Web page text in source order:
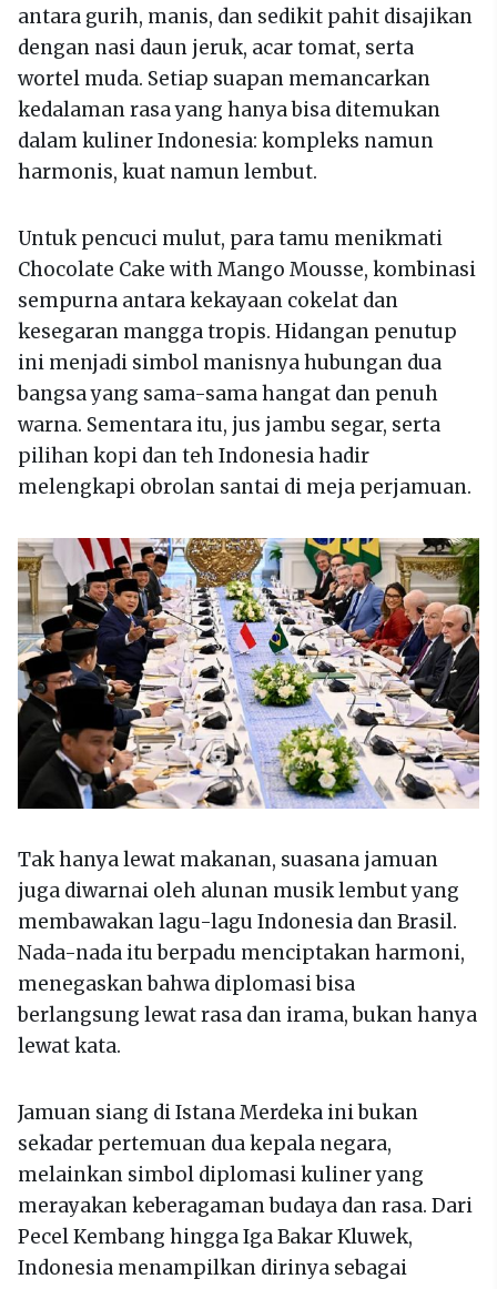
antara gurih, manis, dan sedikit pahit disajikan
dengan nasi daun jeruk, acar tomat, serta
wortel muda. Setiap suapan memancarkan
kedalaman rasa yang hanya bisa ditemukan
dalam kuliner Indonesia: kompleks namun
harmonis, kuat namun lembut.
Untuk pencuci mulut, para tamu menikmati
Chocolate Cake with Mango Mousse, kombinasi
sempurna antara kekayaan cokelat dan
kesegaran mangga tropis. Hidangan penutup
ini menjadi simbol manisnya hubungan dua
bangsa yang sama-sama hangat dan penuh
warna. Sementara itu, jus jambu segar, serta
pilihan kopi dan teh Indonesia hadir
melengkapi obrolan santai di meja perjamuan.
Tak hanya lewat makanan, suasana jamuan
juga diwarnai oleh alunan musik lembut yang
membawakan lagu-lagu Indonesia dan Brasil.
Nada-nada itu berpadu menciptakan harmoni,
menegaskan bahwa diplomasi bisa
berlangsung lewat rasa dan irama, bukan hanya
lewat kata.
Jamuan siang di Istana Merdeka ini bukan
sekadar pertemuan dua kepala negara,
melainkan simbol diplomasi kuliner yang
merayakan keberagaman budaya dan rasa. Dari
Pecel Kembang hingga Iga Bakar Kluwek,
Indonesia menampilkan dirinya sebagai